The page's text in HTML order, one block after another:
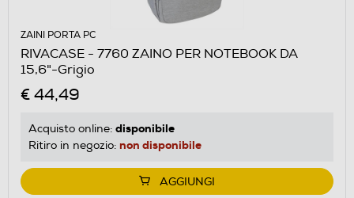
ZAINI PORTA PC
RIVACASE - 7760 ZAINO PER NOTEBOOK DA
15,6"-Grigio
€ 44,49
Acquisto online: disponibile
Ritiro in negozio: non disponibile
AGGIUNGI